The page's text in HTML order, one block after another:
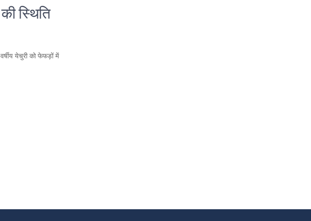
स्थिति
येचुरी को फेफड़ों में